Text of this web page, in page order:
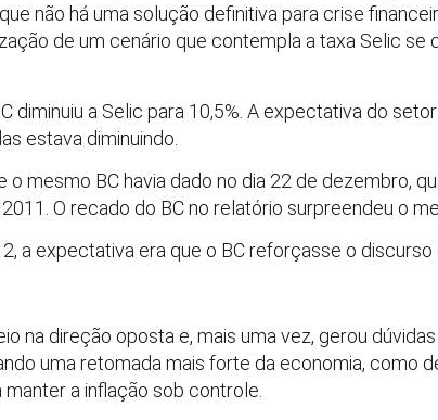
não há uma solução definitiva para crise
de um cenário que contempla a taxa Selic se
diminuiu a Selic para 10,5%. A expectativa do
estava diminuindo.
o mesmo BC havia dado no dia 22 de dezembro,
O recado do BC no relatório surpreendeu o
a expectativa era que o BC reforçasse o
na direção oposta e, mais uma vez, gerou
uma retomada mais forte da economia, como
a inflação sob controle.